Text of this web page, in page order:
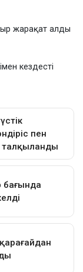
жарақат алды
кездесті